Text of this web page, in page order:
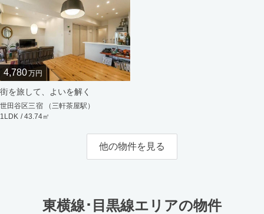
4,780万円
街を旅して、よいを解く
世田谷区三宿 （三軒茶屋駅）
1LDK / 43.74㎡
他の物件を見る
東横線･目黒線エリアの物件